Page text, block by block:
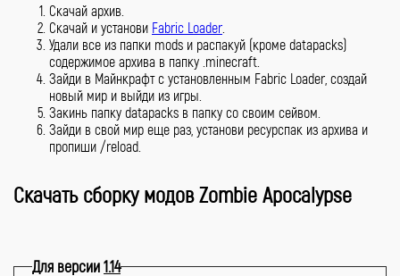
Скачай архив.
Скачай и установи Fabric Loader
Удали все из папки mods и распакуй (кроме datapacks)
содержимое архива в папку .minecraft.
Зайди в Майнкрафт с установленным Fabric Loader, создай
новый мир и выйди из игры.
Закинь папку datapacks в папку со своим сейвом.
Зайди в свой мир еще раз, установи ресурспак из архива и
пропиши /reload.
Скачать сборку модов Zombie Apocalypse
Для версии1.14